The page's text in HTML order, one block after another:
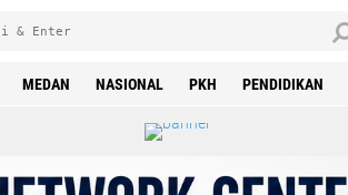
MEDAN NASIONAL PKH PENDIDIKAN